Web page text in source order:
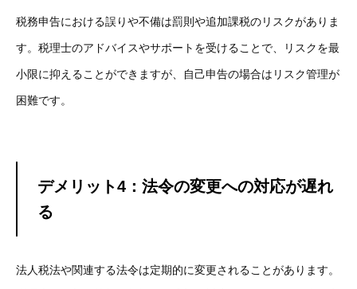
税務申告における誤りや不備は罰則や追加課税のリスクがありま
す。税理士のアドバイスやサポートを受けることで、リスクを最
小限に抑えることができますが、自己申告の場合はリスク管理が
困難です。
デメリット4：法令の変更への対応が遅れ
る
法人税法や関連する法令は定期的に変更されることがあります。